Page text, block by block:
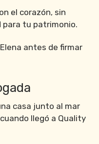
el corazón, sin
para tu patrimonio.
antes de firmar
casa junto al mar
llegó a Quality